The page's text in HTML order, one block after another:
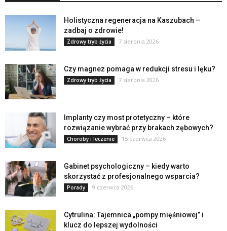
Holistyczna regeneracja na Kaszubach –
zadbaj o zdrowie!
Zdrowy tryb życia 7 sierpnia 2026
Czy magnez pomaga w redukcji stresu i lęku?
Zdrowy tryb życia 7 sierpnia 2026
Implanty czy most protetyczny – które
rozwiązanie wybrać przy brakach zębowych?
Choroby i leczenie 15 czerwca 2026
Gabinet psychologiczny – kiedy warto
skorzystać z profesjonalnego wsparcia?
Porady 9 czerwca 2026
Cytrulina: Tajemnica „pompy mięśniowej” i
klucz do lepszej wydolności